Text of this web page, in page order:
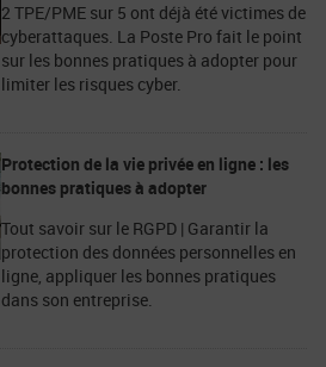
2 TPE/PME sur 5 ont déjà été victimes de
cyberattaques. La Poste Pro fait le point
sur les bonnes pratiques à adopter pour
limiter les risques cyber.
Protection de la vie privée en ligne : les
bonnes pratiques à adopter
Tout savoir sur le RGPD | Garantir la
protection des données personnelles en
ligne, appliquer les bonnes pratiques
dans son entreprise.